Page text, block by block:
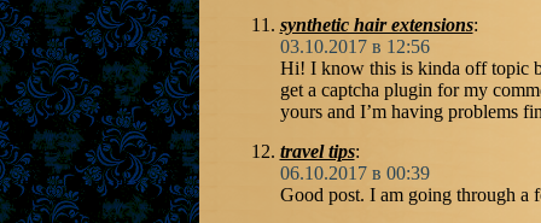
synthetic hair extensions:
03.10.2017 в 12:56
Hi! I know this is kinda off topic
get a captcha plugin for my
yours and I’m having problems
travel tips:
06.10.2017 в 00:39
Good post. I am going through a